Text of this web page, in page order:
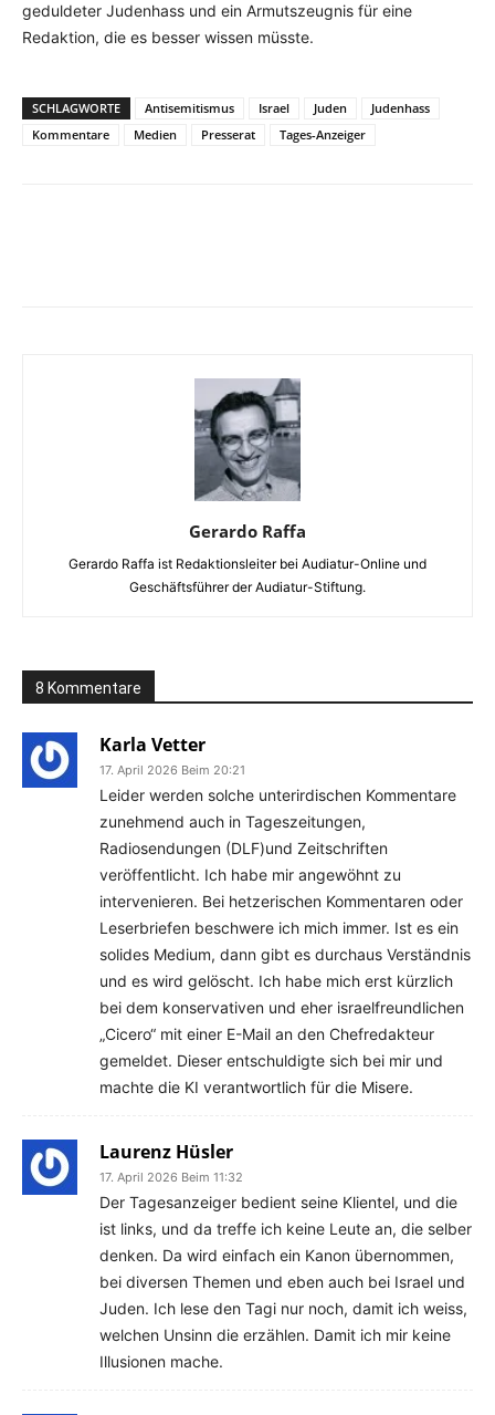
geduldeter Judenhass und ein Armutszeugnis für eine
Redaktion, die es besser wissen müsste.
SCHLAGWORTE Antisemitismus Israel Juden
Judenhass
Kommentare
Medien Presserat Tages-Anzeiger
Gerardo Raffa
Gerardo Raffa ist Redaktionsleiter bei Audiatur-Online und
Geschäftsführer der Audiatur-Stiftung.
8 Kommentare
Karla Vetter
17. April 2026 Beim 20:21
Leider werden solche unterirdischen Kommentare
zunehmend auch in Tageszeitungen,
Radiosendungen (DLF)und Zeitschriften
veröffentlicht. Ich habe mir angewöhnt zu
intervenieren. Bei hetzerischen Kommentaren oder
Leserbriefen beschwere ich mich immer. Ist es ein
solides Medium, dann gibt es durchaus Verständnis
und es wird gelöscht. Ich habe mich erst kürzlich
bei dem konservativen und eher israelfreundlichen
„Cicero“ mit einer E-Mail an den Chefredakteur
gemeldet. Dieser entschuldigte sich bei mir und
machte die KI verantwortlich für die Misere.
Laurenz Hüsler
17. April 2026 Beim 11:32
Der Tagesanzeiger bedient seine Klientel, und die
ist links, und da treffe ich keine Leute an, die selber
denken. Da wird einfach ein Kanon übernommen,
bei diversen Themen und eben auch bei Israel und
Juden. Ich lese den Tagi nur noch, damit ich weiss,
welchen Unsinn die erzählen. Damit ich mir keine
Illusionen mache.